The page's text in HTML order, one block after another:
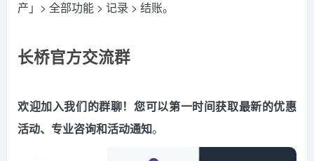
产」> 全部功能 > 记录 > 结账。
长桥官方交流群
欢迎加入我们的群聊！您可以第一时间获取最新的优惠
活动、专业咨询和活动通知。